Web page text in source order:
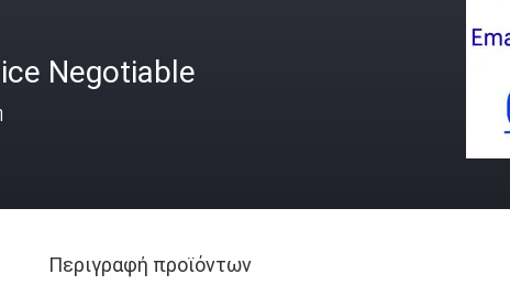
Negotiable
Περιγραφή προϊόντων